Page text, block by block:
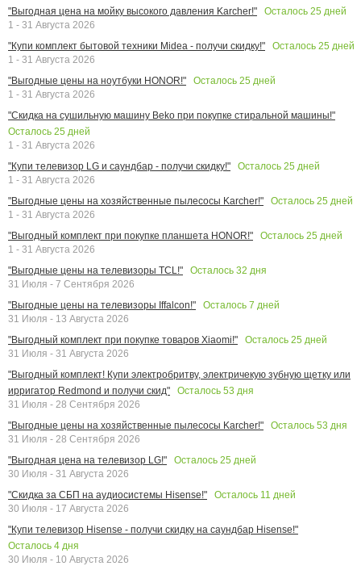
"Выгодная цена на мойку высокого давления Karcher!"
Осталось 25 дней
1 - 31 Августа 2026
"Купи комплект бытовой техники Midea - получи скидку!"
Осталось 25 дней
1 - 31 Августа 2026
"Выгодные цены на ноутбуки HONOR!"
Осталось 25 дней
1 - 31 Августа 2026
"Скидка на сушильную машину Beko при покупке стиральной машины!"
Осталось 25 дней
1 - 31 Августа 2026
"Купи телевизор LG и саундбар - получи скидку!"
Осталось 25 дней
1 - 31 Августа 2026
"Выгодные цены на хозяйственные пылесосы Karcher!"
Осталось 25 дней
1 - 31 Августа 2026
"Выгодный комплект при покупке планшета HONOR!"
Осталось 25 дней
1 - 31 Августа 2026
"Выгодные цены на телевизоры TCL!"
Осталось 32 дня
31 Июля - 7 Сентября 2026
"Выгодные цены на телевизоры Iffalcon!"
Осталось 7 дней
31 Июля - 13 Августа 2026
"Выгодный комплект при покупке товаров Xiaomi!"
Осталось 25 дней
31 Июля - 31 Августа 2026
"Выгодный комплект! Купи электробритву, электричекую зубную щетку или
ирригатор Redmond и получи скид"
Осталось 53 дня
31 Июля - 28 Сентября 2026
"Выгодные цены на хозяйственные пылесосы Karcher!"
Осталось 53 дня
31 Июля - 28 Сентября 2026
"Выгодная цена на телевизор LG!"
Осталось 25 дней
30 Июля - 31 Августа 2026
"Скидка за СБП на аудиосистемы Hisense!"
Осталось 11 дней
30 Июля - 17 Августа 2026
"Купи телевизор Hisense - получи скидку на саундбар Hisense!"
Осталось 4 дня
30 Июля - 10 Августа 2026